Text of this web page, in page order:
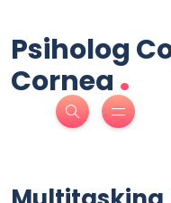
Psiholog
Cornea.